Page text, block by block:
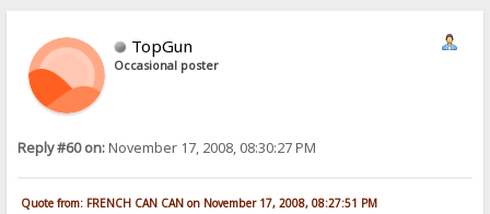
TopGun
Occasional poster
Reply #60 on:November 17, 2008, 08:30:27 PM
Quote from: FRENCH CAN CAN on November 17, 2008, 08:27:51 PM